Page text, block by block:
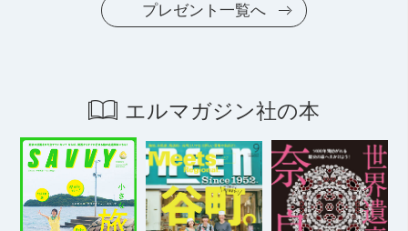
プレゼント一覧へ
エルマガジン社の本